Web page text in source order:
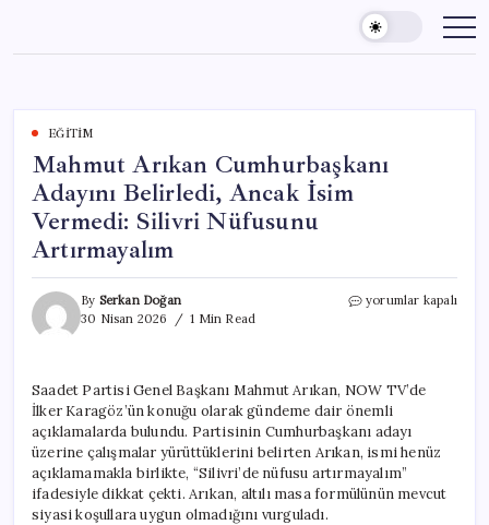
content
EĞITIM
Mahmut Arıkan Cumhurbaşkanı
Adayını Belirledi, Ancak İsim
Vermedi: Silivri Nüfusunu
Artırmayalım
By Serkan Doğan
30 Nisan 2026
1 Min Read
Mahmut
Ancak
İsim
Vermedi:
Silivri
Nüfusunu
Artırmayalım
için
yorumlar kapalı
Saadet Partisi Genel Başkanı Mahmut Arıkan, NOW TV’de
İlker Karagöz’ün konuğu olarak gündeme dair önemli
açıklamalarda bulundu. Partisinin Cumhurbaşkanı adayı
üzerine çalışmalar yürüttüklerini belirten Arıkan, ismi henüz
açıklamamakla birlikte, “Silivri’de nüfusu artırmayalım”
ifadesiyle dikkat çekti. Arıkan, altılı masa formülünün mevcut
siyasi koşullara uygun olmadığını vurguladı.